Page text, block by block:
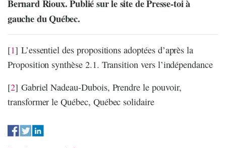
Bernard Rioux. Publié sur le site de Presse-toi à
gauche du Québec.
[1] L’essentiel des propositions adoptées d’après la
Proposition synthèse 2.1. Transition vers l’indépendance
[2] Gabriel Nadeau-Dubois, Prendre le pouvoir,
transformer le Québec, Québec solidaire